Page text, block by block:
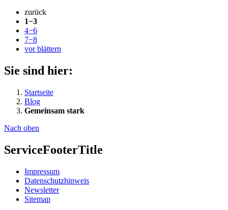
zurück
1−3
4−6
7−8
vor blättern
Sie sind hier:
Startseite
Blog
Gemeinsam stark
Nach oben
ServiceFooterTitle
Im­pres­s­um
Da­ten­schutzhinweis
Newslet­ter
Si­te­map